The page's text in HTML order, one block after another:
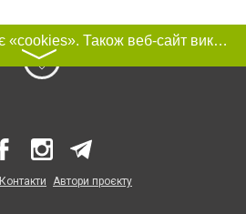
Цей сайт використовує «cookies». Також веб-сайт використовує інтернет-сервіс для збору технічних даних стосовно відвідувачів з метою отримання маркетингової та статистичної інформації. Умови обробки даних відвідувачів сайту див.
〉
Контакти Автори проєкту